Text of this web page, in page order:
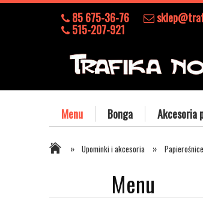
85 675-36-76
515-207-921
Menu Bonga Akcesoria
» Upominki i akcesoria » Papierośnice
Menu